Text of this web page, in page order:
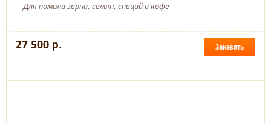
Для помола зерна, семян, специй и кофе
27 500 р. Заказать